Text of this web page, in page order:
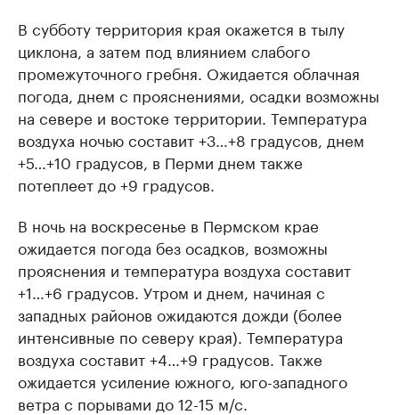
В субботу территория края окажется в тылу
циклона, а затем под влиянием слабого
промежуточного гребня. Ожидается облачная
погода, днем с прояснениями, осадки возможны
на севере и востоке территории. Температура
воздуха ночью составит +3…+8 градусов, днем
+5…+10 градусов, в Перми днем также
потеплеет до +9 градусов.
В ночь на воскресенье в Пермском крае
ожидается погода без осадков, возможны
прояснения и температура воздуха составит
+1…+6 градусов. Утром и днем, начиная с
западных районов ожидаются дожди (более
интенсивные по северу края). Температура
воздуха составит +4…+9 градусов. Также
ожидается усиление южного, юго-западного
ветра с порывами до 12-15 м/с.